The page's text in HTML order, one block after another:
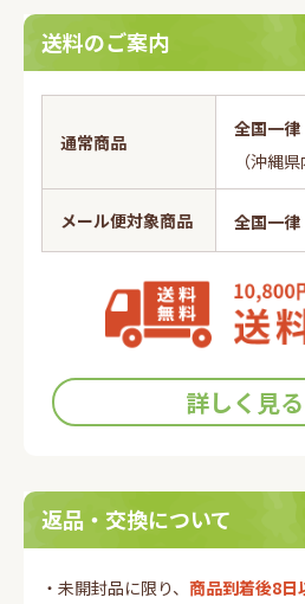
送料のご案内
通常商品
全国一律
（沖縄
メール便対象商品 全国一律
詳しく見る
返品・交換について
・未開封品に限り、 商品到着後8日